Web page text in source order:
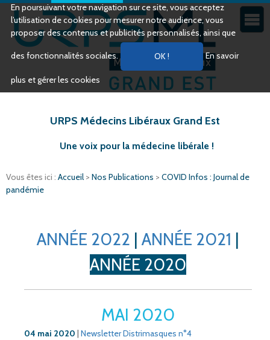
En poursuivant votre navigation sur ce site, vous acceptez
l’utilisation de cookies pour mesurer notre audience, vous
proposer des contenus et publicités personnalisés, ainsi que
des fonctionnalités sociales. En savoir
plus et gérer les cookies
URPS Médecins Libéraux Grand Est
Une voix pour la médecine libérale !
Vous êtes ici : Accueil > Nos Publications > COVID Infos : Journal de
pandémie
ANNÉE 2022 | ANNÉE 2021 |
ANNÉE 2020
MAI 2020
04 mai 2020 | Newsletter Distrimasques n°4